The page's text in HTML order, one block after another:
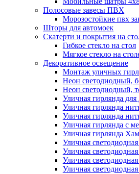
Полосовые завесы ПВХ
Морозостойкие пвх
Шторы для автомоек
Скатерти и покрытия на
Гибкое стекло на стол
Мягкое стекло на
Декоративное освещение
Монтаж уличных
Неон светодиодный,
Неон светодиодный,
Уличная гирлянда для
Уличная гирлянда
Уличная гирлянда
Уличная гирлянда с
Уличная гирлянда
Уличная
Уличная
Уличная
Уличная